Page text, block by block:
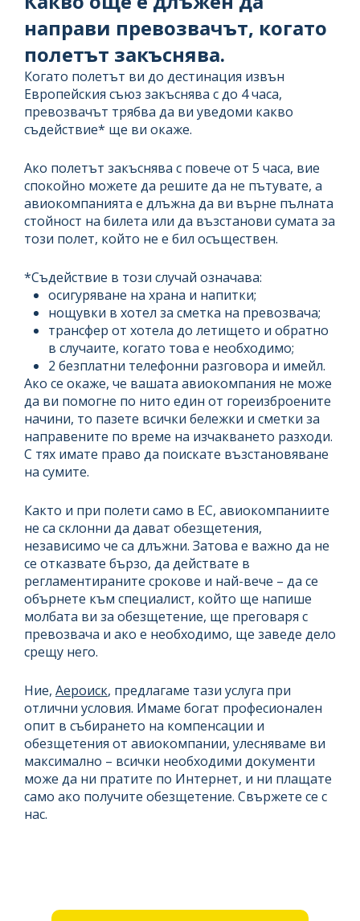
направи превозвачът, когато
полетът закъснява.
Когато полетът ви до дестинация извън
Европейския съюз закъснява с до 4 часа,
превозвачът трябва да ви уведоми какво
съдействие* ще ви окаже.
Ако полетът закъснява с повече от 5 часа, вие
спокойно можете да решите да не пътувате, а
авиокомпанията е длъжна да ви върне пълната
стойност на билета или да възстанови сумата за
този полет, който не е бил осъществен.
*Съдействие в този случай означава:
осигуряване на храна и напитки;
нощувки в хотел за сметка на превозвача;
трансфер от хотела до летището и обратно
в случаите, когато това е необходимо;
2 безплатни телефонни разговора и имейл.
Ако се окаже, че вашата авиокомпания не може
да ви помогне по нито един от гореизброените
начини, то пазете всички бележки и сметки за
направените по време на изчакването разходи.
С тях имате право да поискате възстановяване
на сумите.
Както и при полети само в ЕС, авиокомпаниите
не са склонни да дават обезщетения,
независимо че са длъжни. Затова е важно да не
се отказвате бързо, да действате в
регламентираните срокове и най-вече – да се
обърнете към специалист, който ще напише
молбата ви за обезщетение, ще преговаря с
превозвача и ако е необходимо, ще заведе дело
срещу него.
Ние, Аероиск, предлагаме тази услуга при
отлични условия. Имаме богат професионален
опит в събирането на компенсации и
обезщетения от авиокомпании, улесняваме ви
максимално – всички необходими документи
може да ни пратите по Интернет, и ни плащате
само ако получите обезщетение. Свържете се с
нас.